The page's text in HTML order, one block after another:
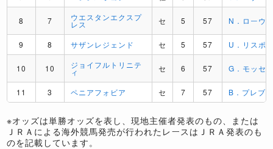
8 7 ウエスタンエクスプ
レス セ 5 57 N．ローウ
9 8 サザンレジェンド セ 5 57 U．リスポ
10 10 ジョイフルトリニテ
ィ セ 6 57 G．モッセ
11 3 ペニアフォビア セ 7 57 B．プレブ
※オッズは単勝オッズを表し、現地主催者発表のもの、または
ＪＲＡによる海外競馬発売が行われたレースはＪＲＡ発表のも
のを記載しています。